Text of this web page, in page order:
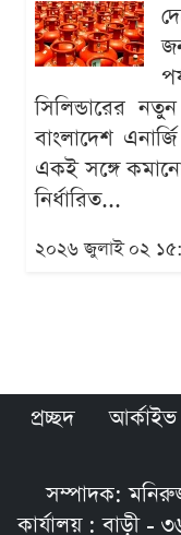
সিলিন্ডারের
বাংলাদেশ
একই সঙ্গে
নির্ধারিত...
২০২৬ জুলাই ০২
প্রচ্ছদ আর্কাইভ
সম্পাদক:
কার্যালয় : বাড়ী -